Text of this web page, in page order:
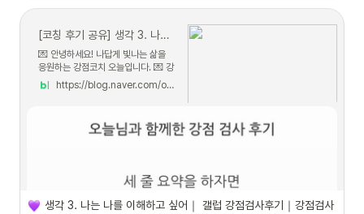
[코칭 후기 공유] 생각 3. 나는 나를 이해하고 싶어｜ 갤럽 강점검사후기｜강점검사 코칭｜강점검사 오늘코치｜MBTI보다 추천하는 강점 검사
💌 안녕하세요! 나답게 빛나는 삶을
응원하는 강점코치 오늘입니다. 💌 강
점코칭 후기 💌 👇 클릭...
https://blog.naver.com/ohnldo/223101533233
생각 3. 나는 나를 이해하고 싶어｜ 갤럽 강점검사후기｜강점검사